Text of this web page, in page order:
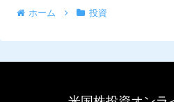
ホーム 投資